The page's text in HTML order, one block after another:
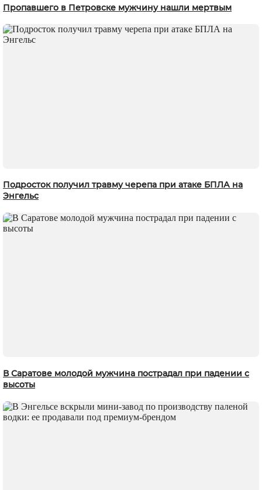
Пропавшего в Петровске мужчину нашли мертвым
Подросток получил травму черепа при атаке БПЛА на
Энгельс
В Саратове молодой мужчина пострадал при падении с
высоты